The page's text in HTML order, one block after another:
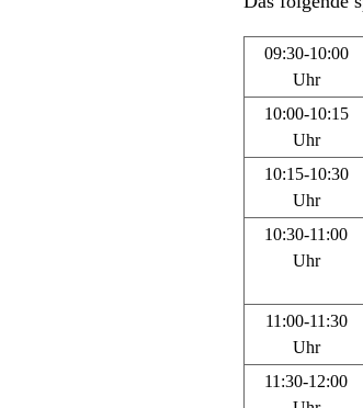
09:30-10:00
Uhr
10:00-10:15
Uhr
10:15-10:30
Uhr
10:30-11:00
Uhr
11:00-11:30
Uhr
11:30-12:00